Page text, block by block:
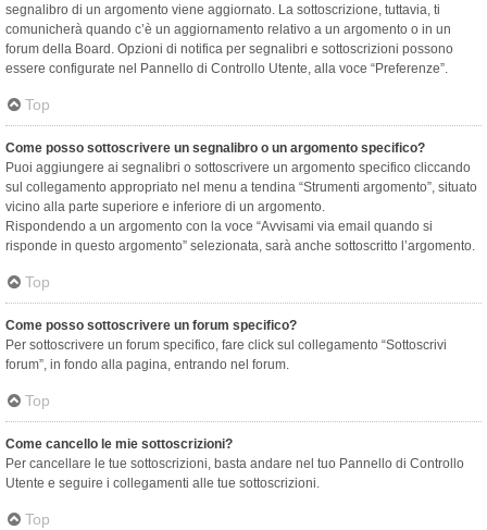
segnalibro di un argomento viene aggiornato. La sottoscrizione, tuttavia, ti
comunicherà quando c’è un aggiornamento relativo a un argomento o in un
forum della Board. Opzioni di notifica per segnalibri e sottoscrizioni possono
essere configurate nel Pannello di Controllo Utente, alla voce “Preferenze”.
Top
Come posso sottoscrivere un segnalibro o un argomento specifico?
Puoi aggiungere ai segnalibri o sottoscrivere un argomento specifico cliccando
sul collegamento appropriato nel menu a tendina “Strumenti argomento”, situato
vicino alla parte superiore e inferiore di un argomento.
Rispondendo a un argomento con la voce “Avvisami via email quando si
risponde in questo argomento” selezionata, sarà anche sottoscritto l’argomento.
Top
Come posso sottoscrivere un forum specifico?
Per sottoscrivere un forum specifico, fare click sul collegamento “Sottoscrivi
forum”, in fondo alla pagina, entrando nel forum.
Top
Come cancello le mie sottoscrizioni?
Per cancellare le tue sottoscrizioni, basta andare nel tuo Pannello di Controllo
Utente e seguire i collegamenti alle tue sottoscrizioni.
Top